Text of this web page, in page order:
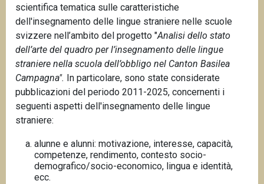
scientifica tematica sulle caratteristiche
dell'insegnamento delle lingue straniere nelle scuole
svizzere nell’ambito de l progetto "Analisi dello stato
dell’arte del quadro per l’insegnamento delle lingue
straniere nella scuola dell’obbligo nel Canton Basilea
Campagna". In particolare, sono state considerate
pubblicazioni del periodo 2011-2025, concernenti i
seguenti aspetti dell'insegnamento delle lingue
straniere:
alunne e alunni: motivazione, interesse, capacità,
competenze, rendimento, contesto socio-
demografico/socio-economico, lingua e identità,
ecc.